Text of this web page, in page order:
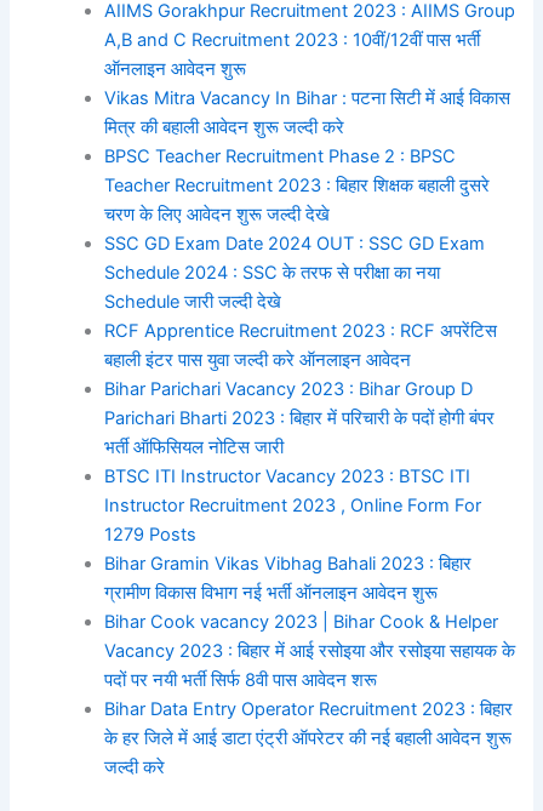
AIIMS Gorakhpur Recruitment 2023 : AIIMS Group
A,B and C Recruitment 2023 : 10वीं/12वीं पास भर्ती
ऑनलाइन आवेदन शुरू
Vikas Mitra Vacancy In Bihar : पटना सिटी में आई विकास
मित्र की बहाली आवेदन शुरू जल्दी करे
BPSC Teacher Recruitment Phase 2 : BPSC
Teacher Recruitment 2023 : बिहार शिक्षक बहाली दुसरे
चरण के लिए आवेदन शुरू जल्दी देखे
SSC GD Exam Date 2024 OUT : SSC GD Exam
Schedule 2024 : SSC के तरफ से परीक्षा का नया
Schedule जारी जल्दी देखे
RCF Apprentice Recruitment 2023 : RCF अपरेंटिस
बहाली इंटर पास युवा जल्दी करे ऑनलाइन आवेदन
Bihar Parichari Vacancy 2023 : Bihar Group D
Parichari Bharti 2023 : बिहार में परिचारी के पदों होगी बंपर
भर्ती ऑफिसियल नोटिस जारी
BTSC ITI Instructor Vacancy 2023 : BTSC ITI
Instructor Recruitment 2023 , Online Form For
1279 Posts
Bihar Gramin Vikas Vibhag Bahali 2023 : बिहार
ग्रामीण विकास विभाग नई भर्ती ऑनलाइन आवेदन शुरू
Bihar Cook vacancy 2023 | Bihar Cook & Helper
Vacancy 2023 : बिहार में आई रसोइया और रसोइया सहायक के
पदों पर नयी भर्ती सिर्फ 8वी पास आवेदन शरू
Bihar Data Entry Operator Recruitment 2023 : बिहार
के हर जिले में आई डाटा एंट्री ऑपरेटर की नई बहाली आवेदन शुरू
जल्दी करे